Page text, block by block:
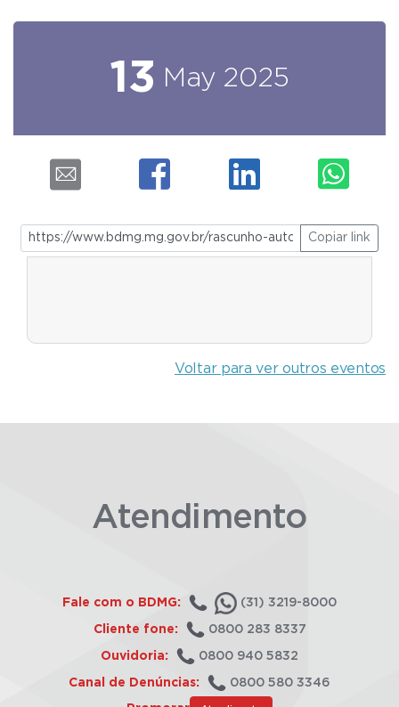
13 May 2025
Copiar link
Voltar para ver outros eventos
Atendimento
Fale com o BDMG: (31) 3219-8000
Cliente fone: 0800 283 8337
Ouvidoria: 0800 940 5832
Canal de Denúncias: 0800 580 3346